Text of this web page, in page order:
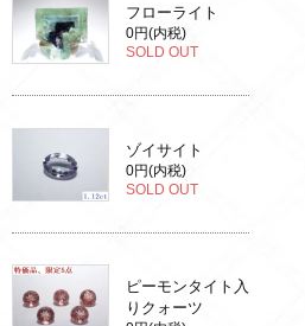
フローライト
0円(内税)
SOLD OUT
ゾイサイト
0円(内税)
SOLD OUT
ピーモンタイト入
りクォーツ